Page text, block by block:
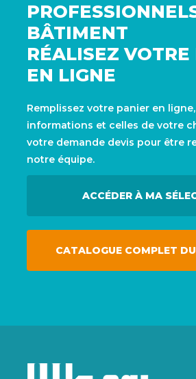
BÂTIMENT
RÉALISEZ VOTRE
EN LIGNE
Remplissez votre panier en
informations et celles de votre
votre demande devis pour être
notre équipe.
ACCÉDER À MA
CATALOGUE COMPLET